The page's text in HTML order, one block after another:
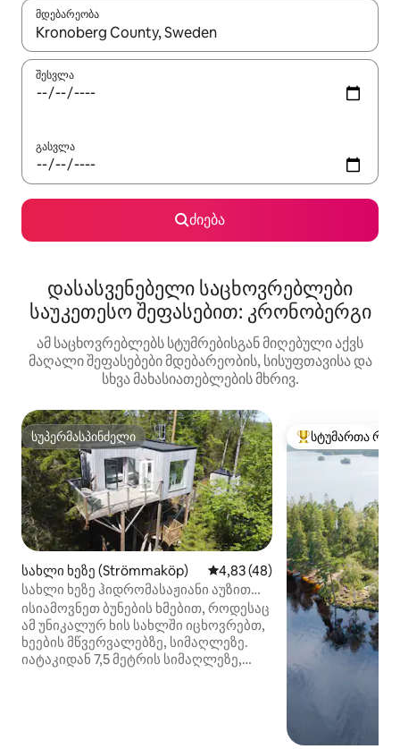
მდებარეობა
როცა შედეგები ხელმისაწვდომი გახდება, ნავიგაციისთვის
შესვლა
გასვლა
ძიება
დასასვენებელი საცხოვრებლები
საუკეთესო შეფასებით: კრონობერგი
ამ საცხოვრებლებს სტუმრებისგან მიღებული აქვს
მაღალი შეფასებები მდებარეობის, სისუფთავისა და
სხვა მახასიათებლების მხრივ.
სუპერმასპინძელი
სუპერმასპინძელი
სახლი ხეზე (Strömmaköp) საშუალო შეფასებაა 5‑დან
4,83 (48)
სახლი ხეზე ჰიდრომასაჟიანი აუზით
ბუნების შუაგზაში
ისიამოვნეთ ბუნების ხმებით, როდესაც
ამ უნიკალურ ხის სახლში იცხოვრებთ,
ხეების მწვერვალებზე, სიმაღლეზე.
იატაკიდან 7,5 მეტრის სიმაღლეზე,
სტუმართა
სტუმართა